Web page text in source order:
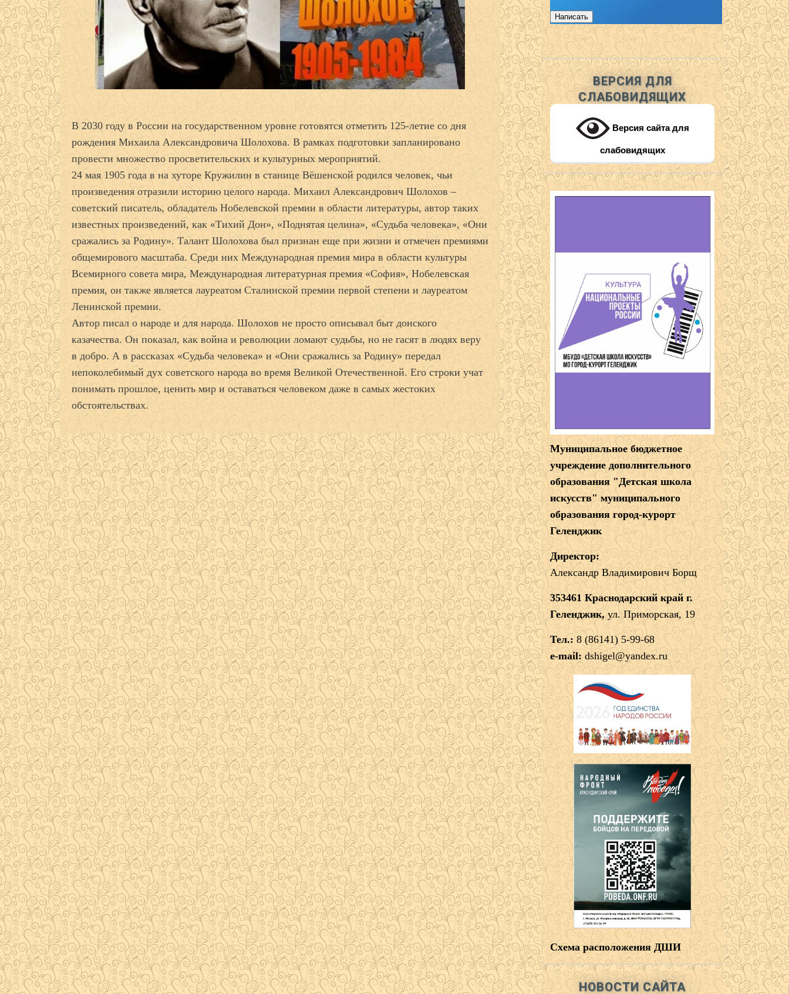
В 2030 году в России на государственном уровне готовятся отметить 125-летие со дня
рождения Михаила Александровича Шолохова. В рамках подготовки запланировано
провести множество просветительских и культурных мероприятий.
24 мая 1905 года в на хуторе Кружилин в станице Вёшенской родился человек, чьи
произведения отразили историю целого народа. Михаил Александрович Шолохов –
советский писатель, обладатель Нобелевской премии в области литературы, автор таких
известных произведений, как «Тихий Дон», «Поднятая целина», «Судьба человека», «Они
сражались за Родину». Талант Шолохова был признан еще при жизни и отмечен премиями
общемирового масштаба. Среди них Международная премия мира в области культуры
Всемирного совета мира, Международная литературная премия «София», Нобелевская
премия, он также является лауреатом Сталинской премии первой степени и лауреатом
Ленинской премии.
Автор писал о народе и для народа. Шолохов не просто описывал быт донского
казачества. Он показал, как война и революции ломают судьбы, но не гасят в людях веру
в добро. А в рассказах «Судьба человека» и «Они сражались за Родину» передал
непоколебимый дух советского народа во время Великой Отечественной. Его строки учат
понимать прошлое, ценить мир и оставаться человеком даже в самых жестоких
обстоятельствах.
Написать
ВЕРСИЯ ДЛЯ
СЛАБОВИДЯЩИХ
Версия сайта для
слабовидящих
Муниципальное бюджетное
учреждение дополнительного
образования "Детская школа
искусств" муниципального
образования город-курорт
Геленджик
Директор:
Александр Владимирович Борщ
353461 Краснодарский край г.
Геленджик, ул. Приморская, 19
Тел.: 8 (86141) 5-99-68
e-mail: dshigel@yandex.ru
Схема расположения ДШИ
НОВОСТИ САЙТА